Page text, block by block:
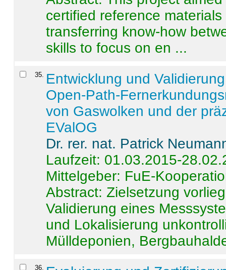
certified reference
transferring know-how
skills to focus on en ...
35. Entwicklung und
Open-Path-
von Gaswolken und der
EValOG
Dr. rer. nat. Patrick
Laufzeit: 01.03.2015-
Mittelgeber: FuE-
Abstract:Zielsetzung
Validierung eines
und Lokalisierung
Mülldeponien,
36.